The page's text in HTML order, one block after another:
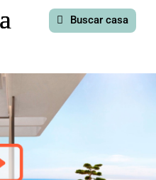
Buscar casa